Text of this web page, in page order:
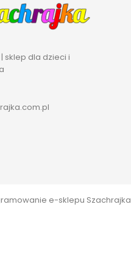
sklep dla dzieci i
e-sklepu Szachrajka